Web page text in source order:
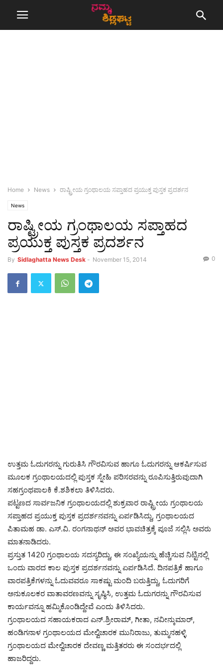
Home News ರಾಷ್ಟ್ರೀಯ ಗ್ರಂಥಾಲಯ ಸಪ್ತಾಹದ ಪ್ರಯುಕ್ತ ಪುಸ್ತಕ ಪ್ರದರ್ಶನ
News
ರಾಷ್ಟ್ರೀಯ ಗ್ರಂಥಾಲಯ ಸಪ್ತಾಹದ
ಪ್ರಯುಕ್ತ ಪುಸ್ತಕ ಪ್ರದರ್ಶನ
By Sidlaghatta News Desk - November 15, 2014 0
ಉತ್ತಮ ಓದುಗರನ್ನು ಗುರುತಿಸಿ ಗೌರವಿಸುವ ಹಾಗೂ ಓದುಗರನ್ನು ಆಕರ್ಷಿಸುವ
ಮೂಲಕ ಗ್ರಂಥಾಲಯದಲ್ಲಿ ಪುಸ್ತಕ ಸ್ನೇಹಿ ಪರಿಸರವನ್ನು ರೂಪಿಸುತ್ತಿರುವುದಾಗಿ
ಸಹಗ್ರಂಥಪಾಲಕಿ ಕೆ.ಶಶಿಕಲಾ ತಿಳಿಸಿದರು.
ಪಟ್ಟಣದ ಸಾರ್ವಜನಿಕ ಗ್ರಂಥಾಲಯದಲ್ಲಿ ಶುಕ್ರವಾರ ರಾಷ್ಟ್ರೀಯ ಗ್ರಂಥಾಲಯ
ಸಪ್ತಾಹದ ಪ್ರಯುಕ್ತ ಪುಸ್ತಕ ಪ್ರದರ್ಶನವನ್ನು ಏರ್ಪಡಿಸಿದ್ದು, ಗ್ರಂಥಾಲಯದ
ಪಿತಾಮಹ ಡಾ. ಎಸ್.ವಿ. ರಂಗನಾಥನ್ ಅವರ ಭಾವಚಿತ್ರಕ್ಕೆ ಪೂಜೆ ಸಲ್ಲಿಸಿ ಅವರು
ಮಾತನಾಡಿದರು.
ಪ್ರಸ್ತುತ 1420 ಗ್ರಂಥಾಲಯ ಸದಸ್ಯರಿದ್ದು, ಈ ಸಂಖ್ಯೆಯನ್ನು ಹೆಚ್ಚಿಸುವ ನಿಟ್ಟಿನಲ್ಲಿ
ಒಂದು ವಾರದ ಕಾಲ ಪುಸ್ತಕ ಪ್ರದರ್ಶನವನ್ನು ಏರ್ಪಡಿಸಿದೆ. ದಿನಪತ್ರಿಕೆ ಹಾಗೂ
ವಾರಪತ್ರಿಕೆಗಳನ್ನು ಓದುವವರೂ ಸಾಕಷ್ಟು ಮಂದಿ ಬರುತ್ತಿದ್ದು, ಓದುಗರಿಗೆ
ಅನುಕೂಲಕರ ವಾತಾವರಣವನ್ನು ಸೃಷ್ಠಿಸಿ, ಉತ್ತಮ ಓದುಗರನ್ನು ಗೌರವಿಸುವ
ಕಾರ್ಯವನ್ನೂ ಹಮ್ಮಿಕೊಂಡಿದ್ದೇವೆ ಎಂದು ತಿಳಿಸಿದರು.
ಗ್ರಂಥಾಲಯದ ಸಹಾಯಕರಾದ ಎನ್.ಶ್ರೀರಾಮ್, ಗೀತಾ, ನವೀನ್ಕುಮಾರ್,
ಹಂಡಿಗನಾಳ ಗ್ರಂಥಾಲಯದ ಮೇಲ್ವಿಚಾರಕ ಮುನಿರಾಜು, ತುಮ್ಮನಹಳ್ಳಿ
ಗ್ರಂಥಾಲಯದ ಮೇಲ್ವಿಚಾರಕ ದೇವಣ್ಣ ಮತ್ತಿತರರು ಈ ಸಂದರ್ಭದಲ್ಲಿ
ಹಾಜರಿದ್ದರು.